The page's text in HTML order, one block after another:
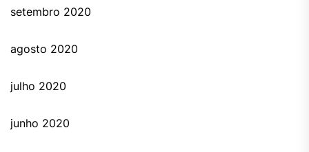
setembro 2020
agosto 2020
julho 2020
junho 2020